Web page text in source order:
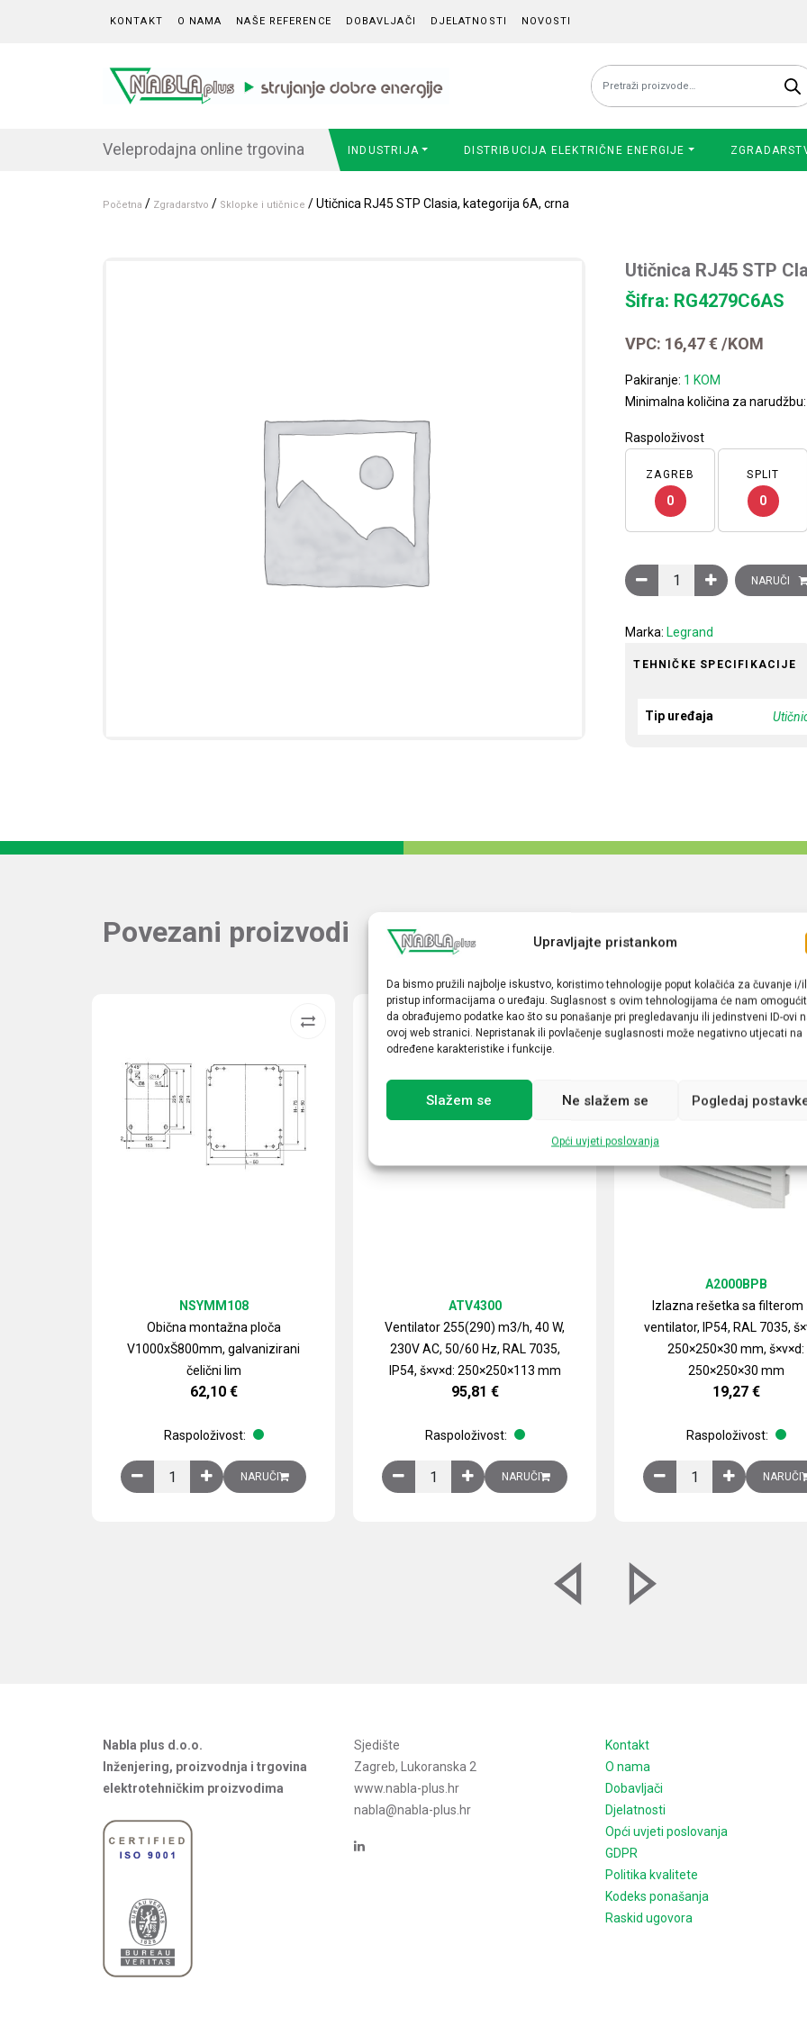
Upravljajte pristankom
Da bismo pružili najbolje iskustvo, koristimo tehnologije poput kolačića za čuvanje i/
pristup informacijama o uređaju. Suglasnost s ovim tehnologijama će nam
da obrađujemo podatke kao što su ponašanje pri pregledavanju ili jedinstveni ID-ovi
ovoj web stranici. Nepristanak ili povlačenje suglasnosti može negativno utjecati na
određene karakteristike i funkcije.
Slažem se Ne slažem se Pogledaj
Opći uvjeti poslovanja
KONTAKT O NAMA NAŠE REFERENCE DOBAVLJAČI DJELATNOSTI NOVOSTI
Pretraži:
Veleprodajna online trgovina INDUSTRIJA DISTRIBUCIJA ELEKTRIČNE ENERGIJE
Početna / Zgradarstvo / Sklopke i utičnice / Utičnica RJ45 STP Clasia, kategorija 6A, crna
Utičnica RJ45 STP
Šifra: RG4279C6AS
VPC: 16,47€ /KOM
Pakiranje: 1 KOM
Minimalna količina za narudžbu:
Raspoloživost
ZAGREB
0
SPLIT
0
Utičnica RJ45 STPNARUČI
Marka: Legrand
TEHNIČKE SPECIFIKACIJE
Tip uređaja
Povezani proizvodi
Obična montažna ploča
V1000xŠ800mm, galvanizirani
čelični lim
NSYMM108
62,10 €
Raspoloživost:
Obična montažna ploča V1000xŠ800mm, galvanizirani čelični lim količina
NARUČI
Ventilator 255(290) m3/h, 40 W,
230V AC, 50/60 Hz, RAL 7035,
IP54, š×v×d: 250×250×113 mm
ATV4300
95,81 €
Raspoloživost:
Ventilator 255(290) m3/h, 40 W, 230V AC, 50/60 Hz, RAL 7035,
NARUČI
Izlazna rešetka sa filterom
ventilator, IP54, RAL 7035,
250×250×30 mm, š×v×d:
250×250×30 mm
A2000BPB
19,27 €
Raspoloživost:
Izlazna rešetka saNARUČI
Nabla plus d.o.o.
Inženjering, proizvodnja i trgovina
elektrotehničkim proizvodima
Sjedište
Zagreb, Lukoranska 2
www.nabla-plus.hr
nabla@nabla-plus.hr
Kontakt
O nama
Dobavljači
Djelatnosti
Opći uvjeti poslovanja
GDPR
Politika kvalitete
Kodeks ponašanja
Raskid ugovora